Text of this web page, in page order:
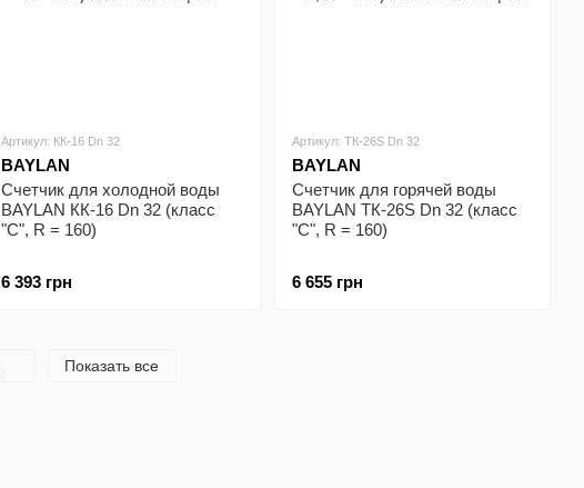
Артикул: КК-16 Dn 32
BAYLAN
Счетчик для холодной воды
BAYLAN КК-16 Dn 32 (класс
"С", R = 160)
6 393 грн
Артикул: ТК-26S Dn 32
BAYLAN
Счетчик для горячей воды
BAYLAN ТК-26S Dn 32 (класс
"С", R = 160)
6 655 грн
Показать все